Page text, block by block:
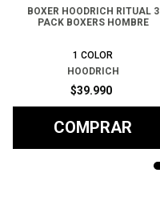
BOXER HOODRICH RITUAL 3
PACK BOXERS HOMBRE
1 COLOR
HOODRICH
$39.990
COMPRAR